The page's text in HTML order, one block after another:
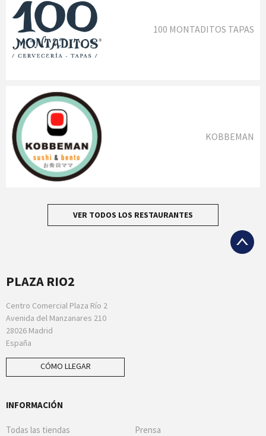
100 MONTADITOS TAPAS
KOBBEMAN
VER TODOS LOS RESTAURANTES
PLAZA RIO2
Centro Comercial Plaza Río 2
Avenida del Manzanares 210
28026 Madrid
España
CÓMO LLEGAR
INFORMACIÓN
Todas las tiendas
Prensa